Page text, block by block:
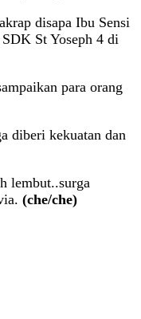
disapa Ibu Sensi
St Yoseph 4 di
para orang
diberi kekuatan dan
lembut..surga
(che/che)